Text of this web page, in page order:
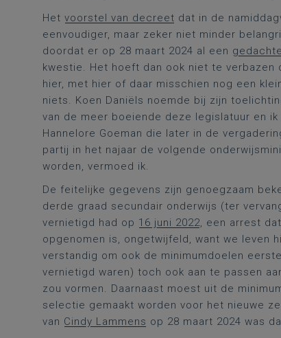
Het voorstel van decreet dat in de
eenvoudiger, maar zeker niet minder
doordat er op 28 maart 2024 al een
kwestie. Het hoeft dan ook niet te verbazen
hier, met hier of daar misschien nog een
niets. Koen Daniëls noemde bij zijn
van de meer boeiende deze legislatuur en
Hannelore Goeman die later in de
partij in het najaar de volgende
worden, vermoed ik.
De feitelijke gegevens zijn genoegzaam
derde graad secundair onderwijs (ter
vernietigd had op 16 juni 2022, een arrest
opgenomen is, ongetwijfeld, want we leven
verstandig om ook de minimumdoelen
vernietigd waren) toch ook aan te passen
zou vormen. Daarnaast moest uit de
selectie gemaakt worden voor het nieuwe
van Cindy Lammens op 28 maart 2024 was